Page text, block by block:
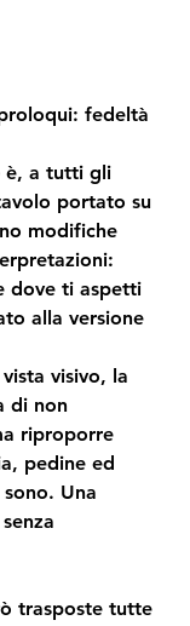
fedeltà
è, a tutti gli
portato su
modifiche
dove ti aspetti
alla versione
visivo, la
di non
riproporre
pedine ed
Una
trasposte tutte